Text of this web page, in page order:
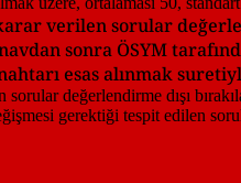
verilen sorular
sonra ÖSYM
esas alınmak